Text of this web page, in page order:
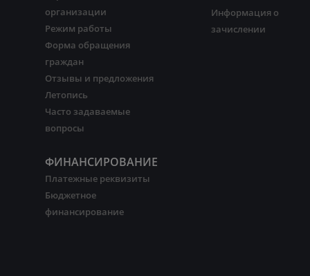
организации
Режим работы
Форма обращения
граждан
Отзывы и предложения
Летопись
Часто задаваемые
вопросы
ФИНАНСИРОВАНИЕ
Платежные реквизиты
Бюджетное
финансирование
Информация о
зачислении